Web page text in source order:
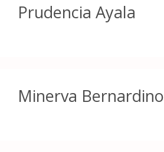
Prudencia Ayala
Minerva Bernardino